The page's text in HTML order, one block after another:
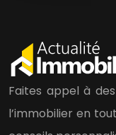
Faites appel à
l’immobilier en